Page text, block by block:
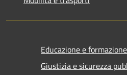
Educazione e formazione
Giustizia e sicurezza